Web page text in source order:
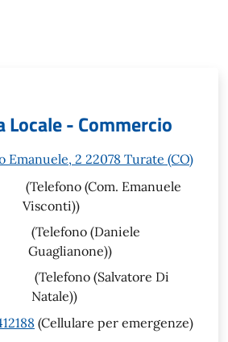
Locale - Commercio
Emanuele, 2 22078 Turate (CO)
(Telefono (Com. Emanuele
Visconti))
(Telefono (Daniele
Guaglianone))
(Telefono (Salvatore Di
Natale))
(Cellulare per emergenze)